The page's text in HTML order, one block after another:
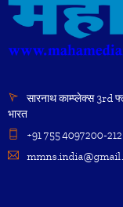
सारनाथ काम्प्लेक्स 3rd
भारत
+91 755 4097200-212